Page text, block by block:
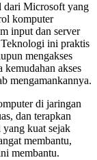
dari Microsoft yang
komputer
input dan server
ini praktis
mengakses
kemudahan akses
mengamankannya.
di jaringan
dan terapkan
yang kuat sejak
membantu,
membantu.